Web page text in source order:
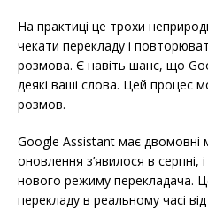
На практиці це трохи
чекати перекладу і
розмова. Є навіть шанс, що
деякі ваші слова. Цей
розмов.
Google Assistant має двомовні
оновлення з’явилося в
нового режиму перекладача.
перекладу в реальному часі